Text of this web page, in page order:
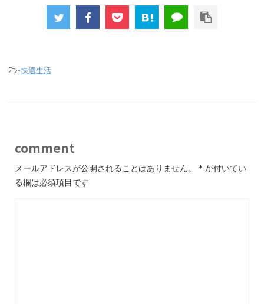
-快適生活
comment
メールアドレスが公開されることはありません。 * が付いてい
る欄は必須項目です